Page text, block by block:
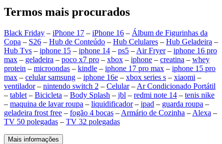
Termos mais procurados
Black Friday – iPhone 17 – iPhone 16 – Álbum de Figurinhas da
Copa – S26 – Hub de Conteúdo – Hub Celulares – Hub Geladeira –
Hub Tvs – iphone 15 – iphone 14 – ps5 – Air Fryer– iphone 16 pro
max – geladeira – poco x7 pro – xbox – iphone – creatina – whey
protein – microondas – kindle – iphone 17 pro max – iphone 15 pro
max – celular samsung – iphone 16e – xbox series s – xiaomi –
ventilador– nintendo switch 2 – Celular– Ar Condicionado Portátil
– tablet – Bicicleta – Body Splash – jbl – redmi note 14 – tenis nike
– maquina de lavar roupa – liquidificador– ipad – guarda roupa –
geladeira frost free – fogão 4 bocas – Armário de Cozinha – Alexa –
TV 50 polegadas – TV 32 polegadas
Mais informações